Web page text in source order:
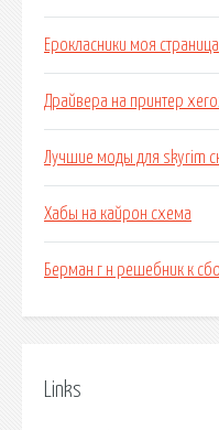
Ерокласники моя страница
Драйвера на принтер
Лучшие моды для skyrim
Хабы на кайрон схема
Берман г н решебник к
Links